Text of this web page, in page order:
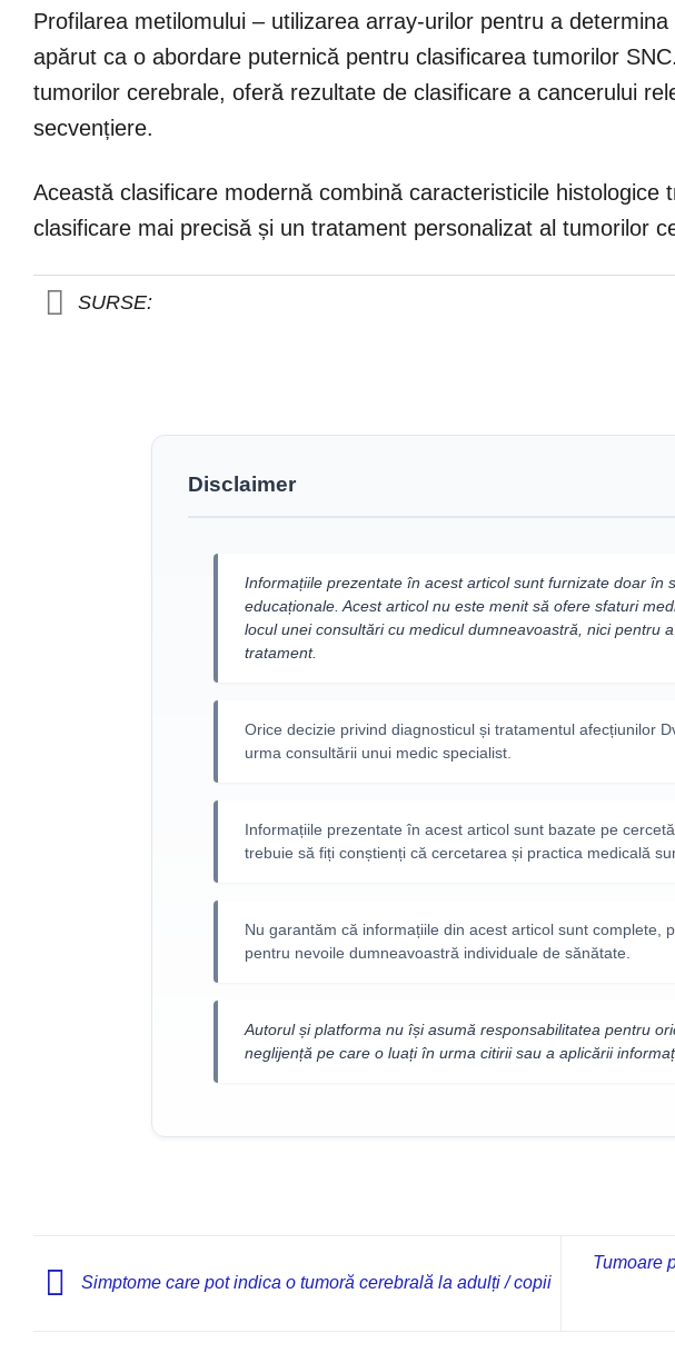
Profilarea metilomului – utilizarea array-urilor pentru a
apărut ca o abordare puternică pentru clasificarea tumorilor
tumorilor cerebrale, oferă rezultate de clasificare a cancerului
secvențiere.
Această clasificare modernă combină caracteristicile
clasificare mai precisă și un tratament personalizat al tumorilor
SURSE:
Disclaimer
Informațiile prezentate în acest articol sunt furnizate doar în
educaționale. Acest articol nu este menit să ofere sfaturi
locul unei consultări cu medicul dumneavoastră, nici pentru
tratament.
Orice decizie privind diagnosticul și tratamentul afecțiunilor
urma consultării unui medic specialist.
Informațiile prezentate în acest articol sunt bazate pe
trebuie să fiți conștienți că cercetarea și practica medicală
Nu garantăm că informațiile din acest articol sunt complete,
pentru nevoile dumneavoastră individuale de sănătate.
Autorul și platforma nu își asumă responsabilitatea pentru
neglijență pe care o luați în urma citirii sau a aplicării
Simptome care pot indica o tumoră cerebrală la adulți / copii
Tumoare